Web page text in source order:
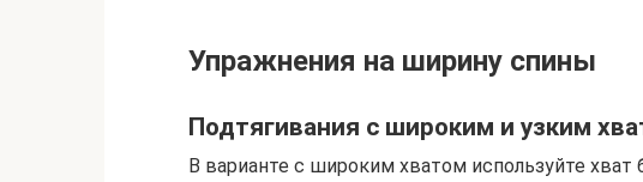
Упражнения на ширину спины
Подтягивания с широким и узким
В варианте с широким хватом используйте